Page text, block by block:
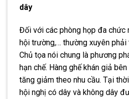
dây
Đối với các phòng họp đa chức
hội trường,… thường xuyên
Chủ tọa nói chung là phương
hạn chế. Hàng ghế khán giả
tăng giảm theo nhu cầu. Tại
hội nghị có dây và không dây